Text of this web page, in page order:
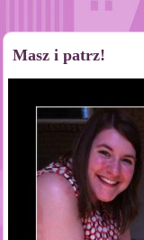
Masz i patrz!